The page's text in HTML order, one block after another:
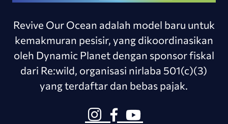
Revive Our Ocean adalah model baru untuk
kemakmuran pesisir, yang dikoordinasikan
oleh Dynamic Planet dengan sponsor fiskal
dari Re:wild, organisasi nirlaba 501(c)(3)
yang terdaftar dan bebas pajak.